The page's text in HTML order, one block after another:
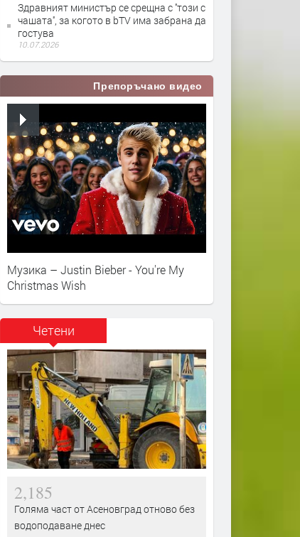
Здравният министър се срещна с ''този с
чашата'', за когото в bTV има забрана да
гостува
10.07.2026
Препоръчано видео
Музика – Justin Bieber - You're My
Christmas Wish
Четени
2,185
Голяма част от Асеновград отново без
водоподаване днес